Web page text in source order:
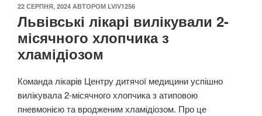
ОПУБЛІКОВАНО
22 СЕРПНЯ, 2024 АВТОРОМ LVIV1256
Львівські лікарі вилікували 2-
місячного хлопчика з
хламідіозом
Команда лікарів Центру дитячої медицини успішно
вилікувала 2-місячного хлопчика з атиповою
пневмонією та вродженим хламідіозом. Про це